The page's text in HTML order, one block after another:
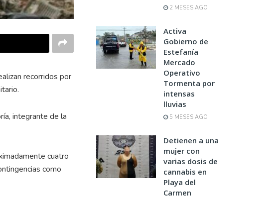
recorridos por
integrante de la
cuatro
como
2 MESES AGO
Activa
Gobierno de
Estefanía
Mercado
Operativo
Tormenta por
intensas
lluvias
5 MESES AGO
Detienen a una
mujer con
varias dosis de
cannabis en
Playa del
Carmen